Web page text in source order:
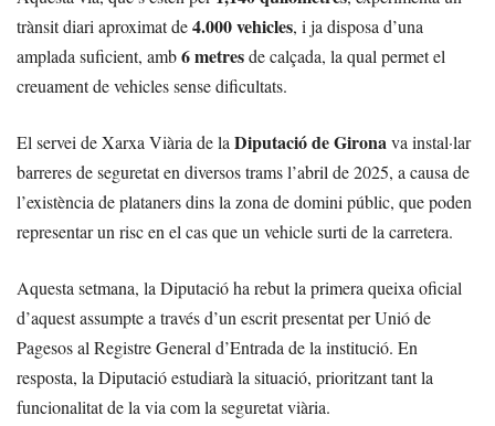
trànsit diari aproximat de4.000 vehicles, i ja disposa d’una
amplada suficient, amb6 metresde calçada, la qual permet el
creuament de vehicles sense dificultats.
El servei de Xarxa Viària de la Diputació de Gironava instal·lar
barreres de seguretat en diversos trams l’abril de 2025, a causa de
l’existència de plataners dins la zona de domini públic, que poden
representar un risc en el cas que un vehicle surti de la carretera.
Aquesta setmana, la Diputació ha rebut la primera queixa oficial
d’aquest assumpte a través d’un escrit presentat per Unió de
Pagesos al Registre General d’Entrada de la institució. En
resposta, la Diputació estudiarà la situació, prioritzant tant la
funcionalitat de la via com la seguretat viària.